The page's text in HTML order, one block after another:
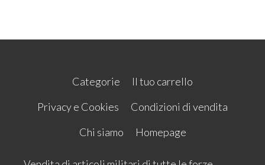
Categorie
Il tuo carrello
Privacy e Cookies
Condizioni di vendita
Chi siamo
Homepage